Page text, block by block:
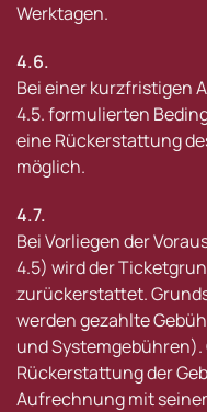
Werktagen.
4.6.
Bei einer kurzfristigen
4.5. formulierten
eine Rückerstattung
möglich.
4.7.
Bei Vorliegen der
4.5) wird der
zurückerstattet.
werden gezahlte
und
Rückerstattung der
Aufrechnung mit